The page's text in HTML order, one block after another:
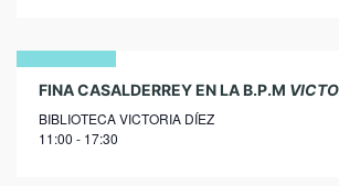
01
febrero
2018
FINA CASALDERREY EN LA B.P.M
BIBLIOTECA VICTORIA DÍEZ
11:00 - 17:30